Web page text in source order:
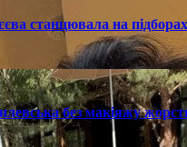
станцювала на
без макіяжу